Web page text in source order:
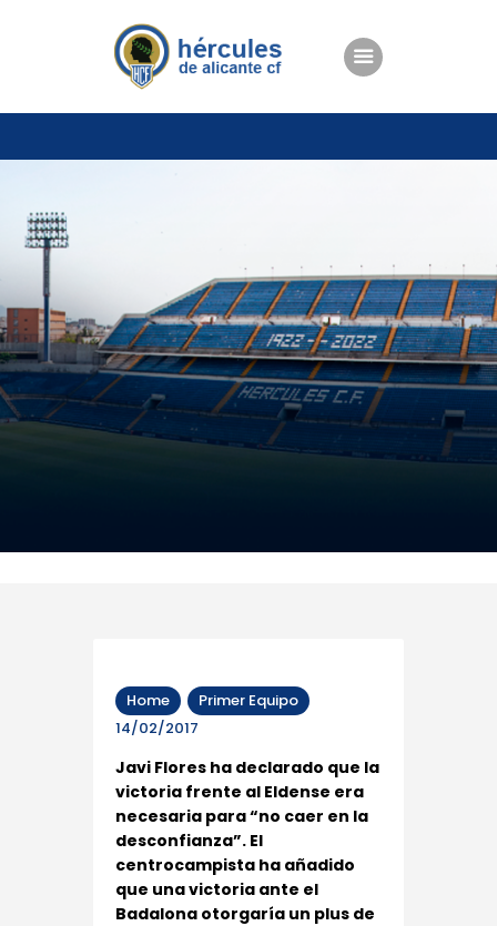
ENTRADAS
TIENDA
Home
Primer Equipo
14/02/2017
Javi Flores ha declarado que la
victoria frente al Eldense era
necesaria para “no caer en la
desconfianza”. El
centrocampista ha añadido
que una victoria ante el
Badalona otorgaría un plus de